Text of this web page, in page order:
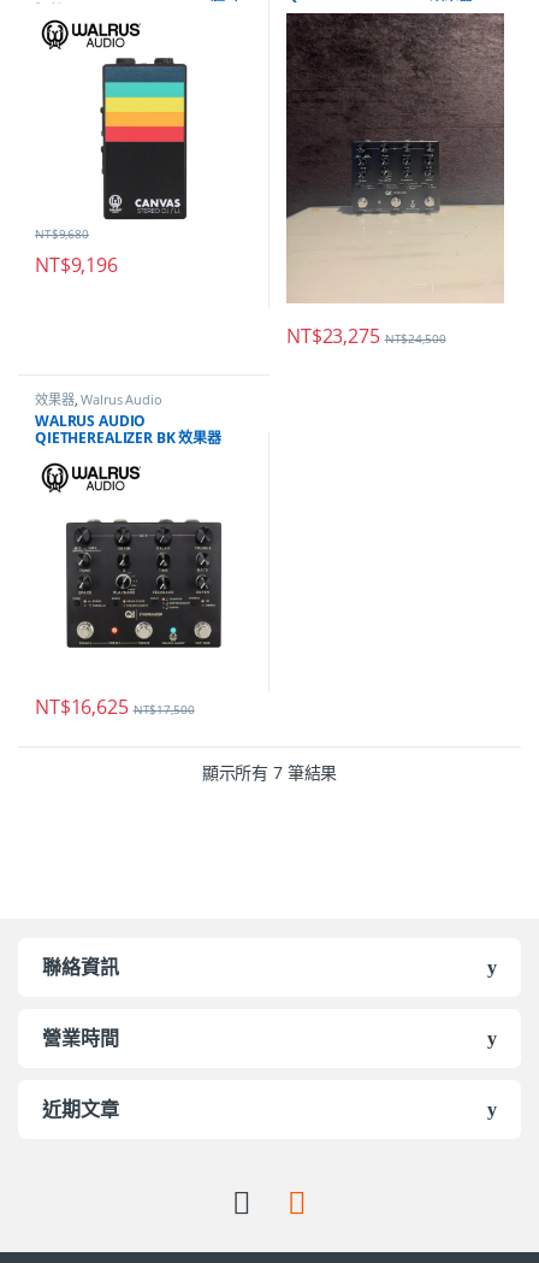
NT$9,196
NT$9,680
NT$23,275 NT$24,500
效果器,Walrus Audio
WALRUS AUDIO
QIETHEREALIZER BK 效果器
NT$16,625 NT$17,500
顯示所有 7 筆結果
聯絡資訊
營業時間
近期文章